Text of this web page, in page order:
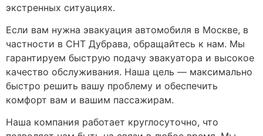
экстренных ситуациях.
Если вам нужна эвакуация автомобиля в Москве, в
частности в СНТ Дубрава, обращайтесь к нам. Мы
гарантируем быструю подачу эвакуатора и высокое
качество обслуживания. Наша цель — максимально
быстро решить вашу проблему и обеспечить
комфорт вам и вашим пассажирам.
Наша компания работает круглосуточно, что